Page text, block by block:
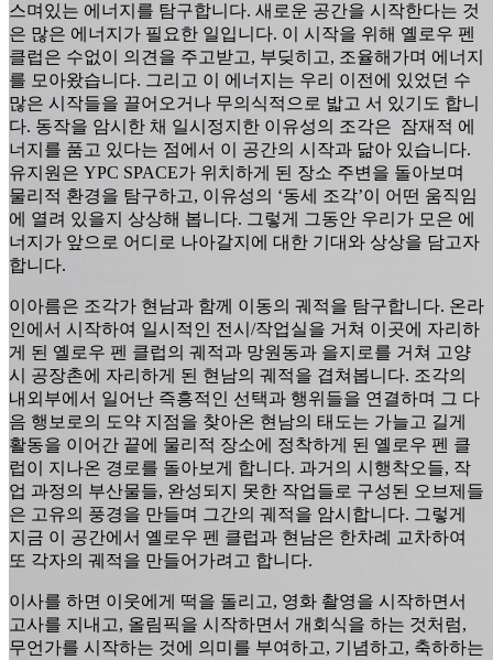
스며있는 에너지를 탐구합니다. 새로운 공간을 시작한다는 것
은 많은 에너지가 필요한 일입니다. 이 시작을 위해 옐로우 펜
클럽은 수없이 의견을 주고받고, 부딪히고, 조율해가며 에너지
를 모아왔습니다. 그리고 이 에너지는 우리 이전에 있었던 수
많은 시작들을 끌어오거나 무의식적으로 밟고 서 있기도 합니
다. 동작을 암시한 채 일시정지한 이유성의 조각은 잠재적 에
너지를 품고 있다는 점에서 이 공간의 시작과 닮아 있습니다.
유지원은 YPC SPACE가 위치하게 된 장소 주변을 돌아보며
물리적 환경을 탐구하고, 이유성의 ‘동세 조각’이 어떤 움직임
에 열려 있을지 상상해 봅니다. 그렇게 그동안 우리가 모은 에
너지가 앞으로 어디로 나아갈지에 대한 기대와 상상을 담고자
합니다.
이아름은 조각가 현남과 함께 이동의 궤적을 탐구합니다. 온라
인에서 시작하여 일시적인 전시/작업실을 거쳐 이곳에 자리하
게 된 옐로우 펜 클럽의 궤적과 망원동과 을지로를 거쳐 고양
시 공장촌에 자리하게 된 현남의 궤적을 겹쳐봅니다. 조각의
내외부에서 일어난 즉흥적인 선택과 행위들을 연결하며 그 다
음 행보로의 도약 지점을 찾아온 현남의 태도는 가늘고 길게
활동을 이어간 끝에 물리적 장소에 정착하게 된 옐로우 펜 클
럽이 지나온 경로를 돌아보게 합니다. 과거의 시행착오들, 작
업 과정의 부산물들, 완성되지 못한 작업들로 구성된 오브제들
은 고유의 풍경을 만들며 그간의 궤적을 암시합니다. 그렇게
지금 이 공간에서 옐로우 펜 클럽과 현남은 한차례 교차하여
또 각자의 궤적을 만들어가려고 합니다.
이사를 하면 이웃에게 떡을 돌리고, 영화 촬영을 시작하면서
고사를 지내고, 올림픽을 시작하면서 개회식을 하는 것처럼,
무언가를 시작하는 것에 의미를 부여하고, 기념하고, 축하하는